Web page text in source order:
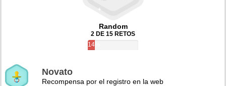
Random
2 DE 15 RETOS
14%
Novato
Recompensa por el registro en la web